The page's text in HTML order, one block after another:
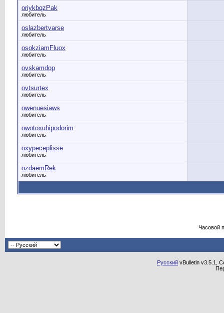
oriykbqzPak
любитель
oslazbertvarse
любитель
osokziamFluox
любитель
ovskamdop
любитель
ovtsurtex
любитель
owenuesiaws
любитель
owotoxuhipodorim
любитель
oxypeceplisse
любитель
ozdaemRek
любитель
Часовой
Русский vBulletin v3.5.1,